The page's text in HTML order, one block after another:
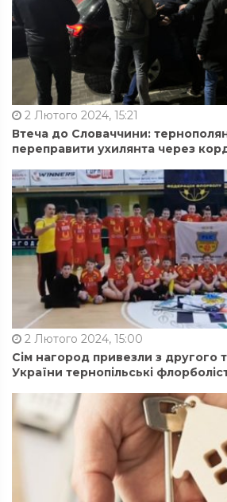
2 Лютого 2024, 15:21
Втеча до Словаччини:
переправити ухилянта через
2 Лютого 2024, 15:00
Сім нагород привезли з другого
України тернопільські